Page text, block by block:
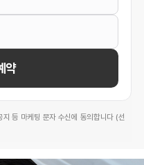
약
등 마케팅 문자 수신에 동의합니다 (선